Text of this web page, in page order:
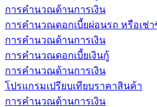
การคำนวณด้านการเงิน
การคำนวณดอกเบี้ยผ่อนรถ หรือเช่
การคำนวณด้านการเงิน
การคำนวณดอกเบี้ยเงินกู้
การคำนวณด้านการเงิน
โปรแกรมเปรียบเทียบราคาสินค้า
การคำนวณด้านการเงิน